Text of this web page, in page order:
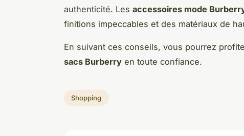
authenticité. Les accessoires mode
finitions impeccables et des matériaux de
En suivant ces conseils, vous pourrez
sacs Burberry en toute confiance.
Shopping